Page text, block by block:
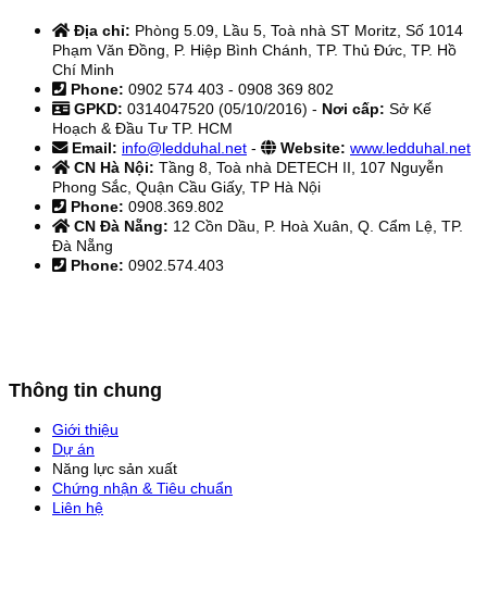
Địa chỉ: Phòng 5.09, Lầu 5, Toà nhà ST Moritz, Số 1014
Phạm Văn Đồng, P. Hiệp Bình Chánh, TP. Thủ Đức, TP. Hồ
Chí Minh
Phone: 0902 574 403 - 0908 369 802
GPKD: 0314047520 (05/10/2016) - Nơi cấp: Sở Kế
Hoạch & Đầu Tư TP. HCM
Email: info@ledduhal.net - Website: www.ledduhal.net
CN Hà Nội: Tầng 8, Toà nhà DETECH II, 107 Nguyễn
Phong Sắc, Quận Cầu Giấy, TP Hà Nội
Phone: 0908.369.802
CN Đà Nẵng: 12 Cồn Dầu, P. Hoà Xuân, Q. Cẩm Lệ, TP.
Đà Nẵng
Phone: 0902.574.403
Thông tin chung
Giới thiệu
Dự án
Năng lực sản xuất
Chứng nhận & Tiêu chuẩn
Liên hệ